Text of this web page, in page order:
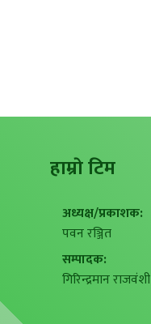
हाम्राे टिम
अध्यक्ष/प्रकाशक:
पवन रञ्जित
सम्पादक:
गिरिन्द्रमान राजवंशी